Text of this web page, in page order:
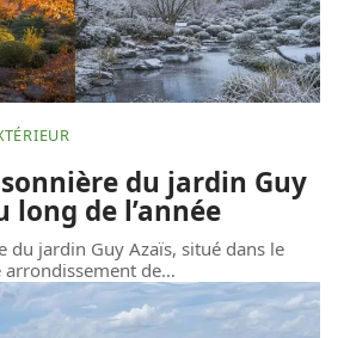
du jardin Guy
long de l’année
du jardin Guy Azaïs, situé dans le
de…